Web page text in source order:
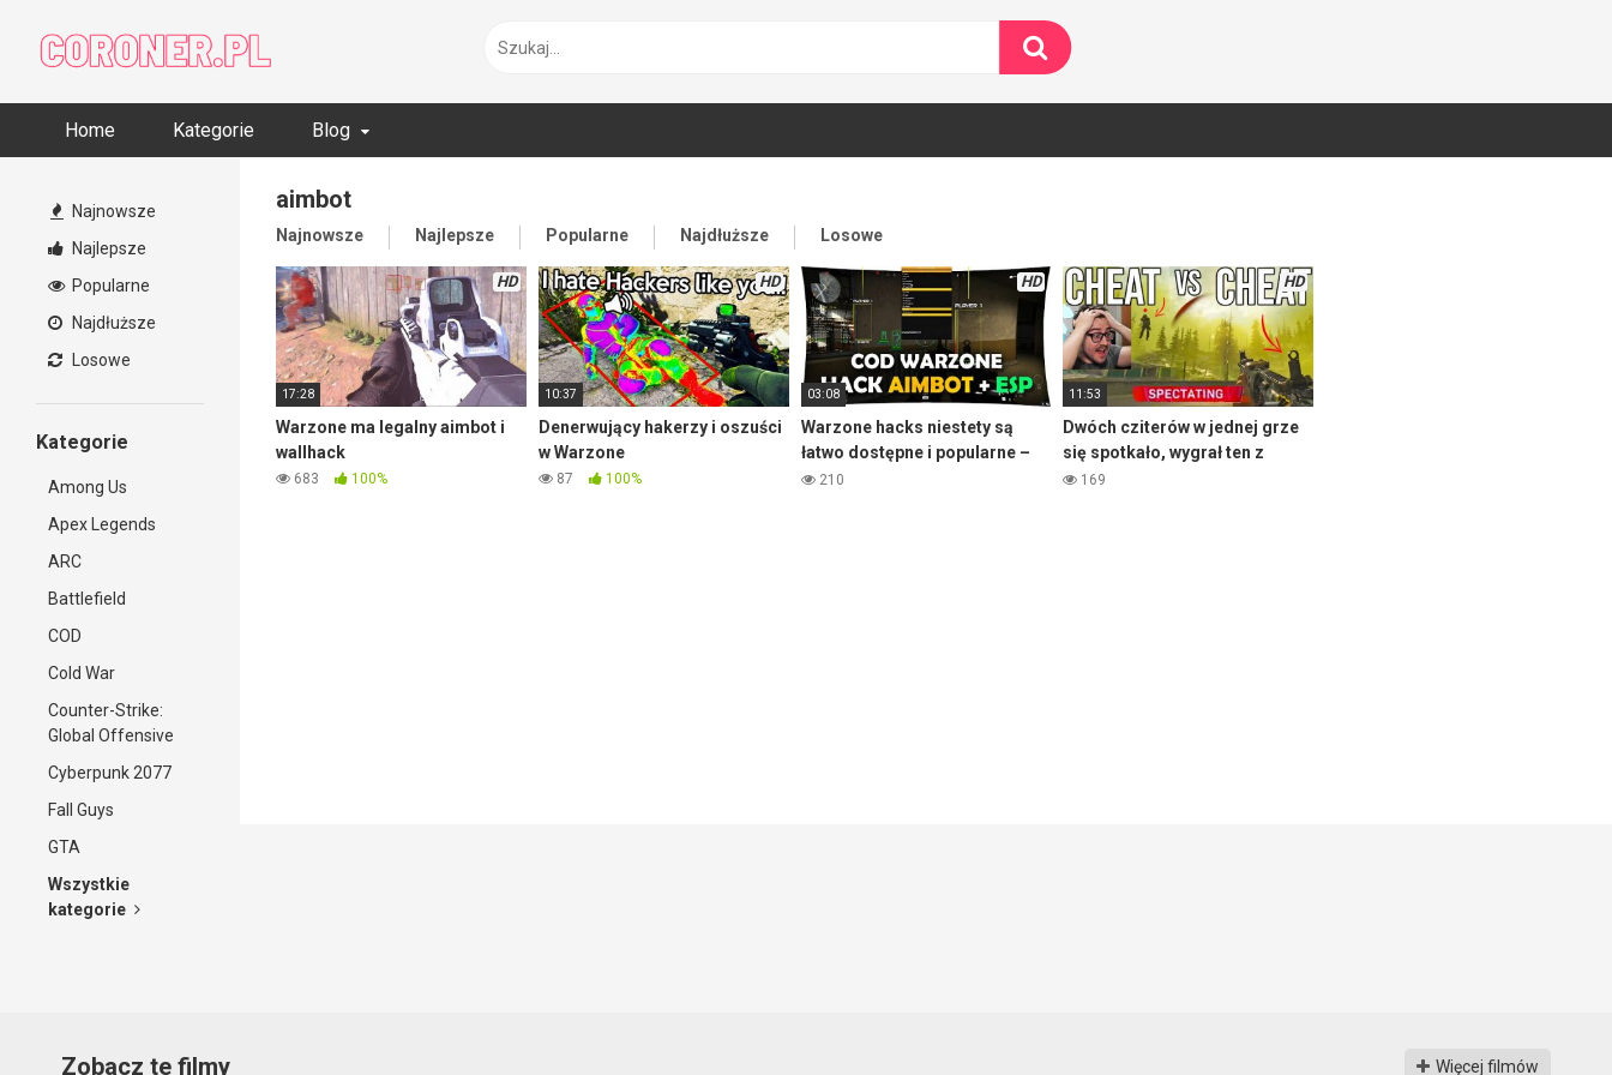
content
Home Kategorie Blog
Najnowsze
Najlepsze
Popularne
Najdłuższe
Losowe
Kategorie
Among Us
Apex Legends
ARC
Battlefield
COD
Cold War
Counter-Strike:
Global Offensive
Cyberpunk 2077
Fall Guys
GTA
Wszystkie
kategorie
aimbot
Najnowsze Najlepsze Popularne Najdłuższe Losowe
HD
17:28
Warzone ma legalny aimbot i
wallhack
683 100%
HD
10:37
Denerwujący hakerzy i oszuści
w Warzone
87 100%
HD
03:08
Warzone hacks niestety są
łatwo dostępne i popularne –
210
HD
11:53
Dwóch cziterów w jednej grze
się spotkało, wygrał ten z
lepszymi czitami
169
Zobacz te filmy Więcej filmów